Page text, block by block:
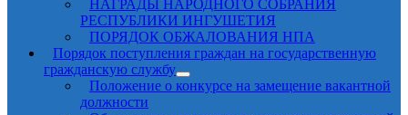
НАГРАДЫ НАРОДНОГО СОБРАНИЯ
РЕСПУБЛИКИ ИНГУШЕТИЯ
ПОРЯДОК ОБЖАЛОВАНИЯ НПА
Порядок поступления граждан на государственную
гражданскую службу
Положение о конкурсе на замещение вакантной
должности